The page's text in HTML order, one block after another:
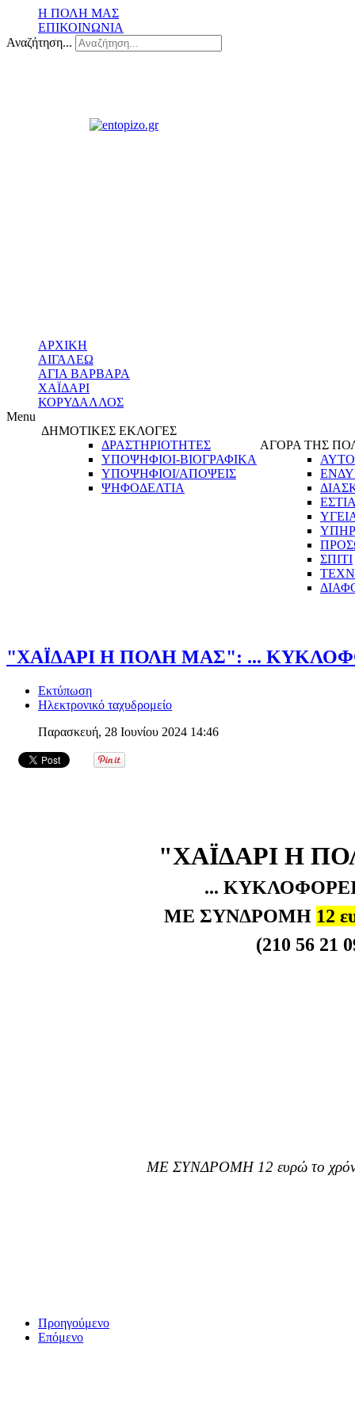
Η ΠΟΛΗ ΜΑΣ
ΕΠΙΚΟΙΝΩΝΙΑ
Αναζήτηση...
ΑΡΧΙΚΗ
ΑΙΓΑΛΕΩ
ΑΓΙΑ ΒΑΡΒΑΡΑ
ΧΑΪΔΑΡΙ
ΚΟΡΥΔΑΛΛΟΣ
Menu
ΔΗΜΟΤΙΚΕΣ ΕΚΛΟΓΕΣ
ΔΡΑΣΤΗΡΙΟΤΗΤΕΣ
ΥΠΟΨΗΦΙΟΙ-ΒΙΟΓΡΑΦΙΚΑ
ΥΠΟΨΗΦΙΟΙ/ΑΠΟΨΕΙΣ
ΨΗΦΟΔΕΛΤΙΑ
ΑΓΟΡΑ ΤΗΣ
ΣΠΙΤΙ
"ΧΑΪΔΑΡΙ Η ΠΟΛΗ ΜΑΣ": ...
Εκτύπωση
Ηλεκτρονικό ταχυδρομείο
Παρασκευή, 28 Ιουνίου 2024 14:46
"ΧΑΪΔΑΡΙ Η
...
ΜΕ ΣΥΝΔΡΟΜΗ 12
(210 56 21
ΜΕ ΣΥΝΔΡΟΜΗ 12 ευρώ το
Προηγούμενο
Επόμενο